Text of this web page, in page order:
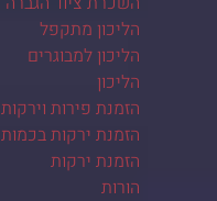
הליכון מתקפל
הליכון למבוגרים
הליכון
הזמנת פירות
הזמנת ירקות בכמות
הזמנת ירקות
הורות